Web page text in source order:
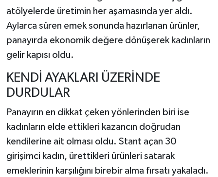
atölyelerde üretimin her aşamasında yer aldı.
Aylarca süren emek sonunda hazırlanan ürünler,
panayırda ekonomik değere dönüşerek kadınların
gelir kapısı oldu.
KENDİ AYAKLARI ÜZERİNDE
DURDULAR
Panayırın en dikkat çeken yönlerinden biri ise
kadınların elde ettikleri kazancın doğrudan
kendilerine ait olması oldu. Stant açan 30
girişimci kadın, ürettikleri ürünleri satarak
emeklerinin karşılığını birebir alma fırsatı yakaladı.